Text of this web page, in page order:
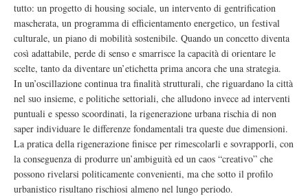
tutto: un progetto di housing sociale, un intervento di gentrification
mascherata, un programma di efficientamento energetico, un festival
culturale, un piano di mobilità sostenibile. Quando un concetto diventa
così adattabile, perde di senso e smarrisce la capacità di orientare le
scelte, tanto da diventare un’etichetta prima ancora che una strategia.
In un’oscillazione continua tra finalità strutturali, che riguardano la città
nel suo insieme, e politiche settoriali, che alludono invece ad interventi
puntuali e spesso scoordinati, la rigenerazione urbana rischia di non
saper individuare le differenze fondamentali tra queste due dimensioni.
La pratica della rigenerazione finisce per rimescolarli e sovrapporli, con
la conseguenza di produrre un’ambiguità ed un caos “creativo” che
possono rivelarsi politicamente convenienti, ma che sotto il profilo
urbanistico risultano rischiosi almeno nel lungo periodo.